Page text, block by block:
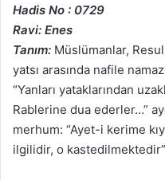
Hadis No : 0729
Ravi: Enes
Tanım: Müslümanlar,
yatsı arasında nafile
“Yanları yataklarından
Rablerine dua ederler…”
merhum: “Ayet-i kerime
ilgilidir, o